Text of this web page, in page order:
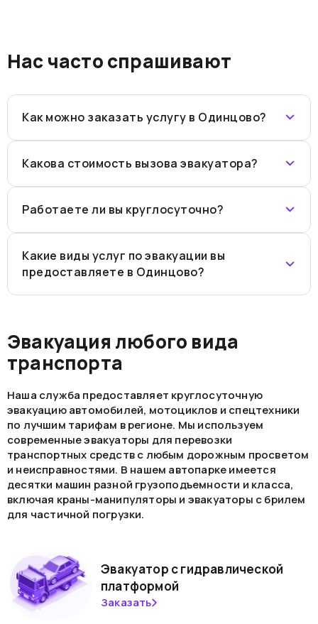
Нас часто спрашивают
Как можно заказать услугу в Одинцово?
Какова стоимость вызова эвакуатора?
Работаете ли вы круглосуточно?
Какие виды услуг по эвакуации вы
предоставляете в Одинцово?
Эвакуация любого вида
транспорта
Наша служба предоставляет круглосуточную
эвакуацию автомобилей, мотоциклов и спецтехники
по лучшим тарифам в регионе. Мы используем
современные эвакуаторы для перевозки
транспортных средств с любым дорожным просветом
и неисправностями. В нашем автопарке имеется
десятки машин разной грузоподъемности и класса,
включая краны-манипуляторы и эвакуаторы с брилем
для частичной погрузки.
Эвакуатор с гидравлической
платформой
Заказать